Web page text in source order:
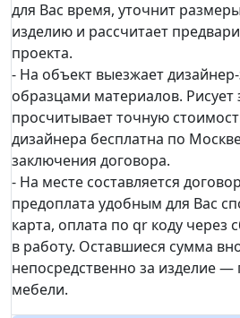
для Вас время, уточнит
изделию и рассчитает
проекта.
- На объект выезжает
образцами материалов. Рисует
просчитывает точную
дизайнера бесплатна по
заключения договора.
- На месте составляется
предоплата удобным для Вас
карта, оплата по qr коду через
в работу. Оставшиеся сумма
непосредственно за изделие —
мебели.